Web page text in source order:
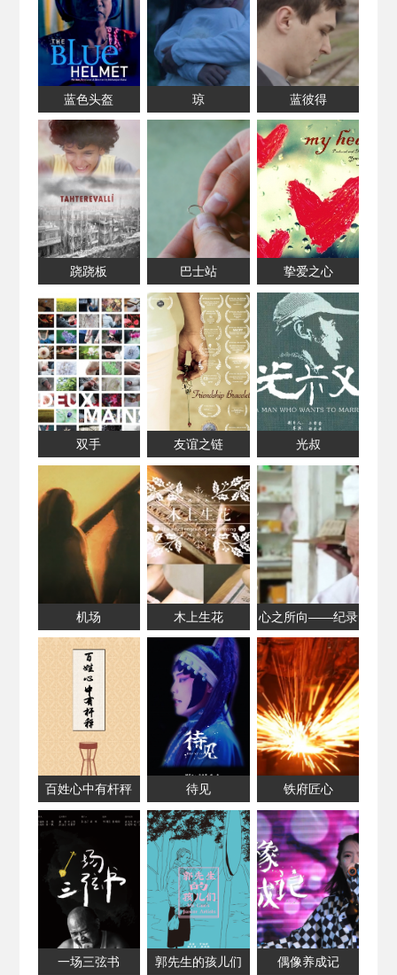
蓝色头盔 琼 蓝彼得
跷跷板 巴士站 挚爱之心
双手 友谊之链 光叔
机场 木上生花
心之所向——纪录
最后的赤脚医生
百姓心中有杆秤 待见 铁府匠心
一场三弦书 郭先生的孩儿们 偶像养成记